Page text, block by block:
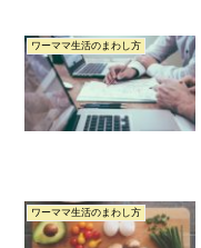
ワーママ生活のまわし方
ワーママ生活のまわし方